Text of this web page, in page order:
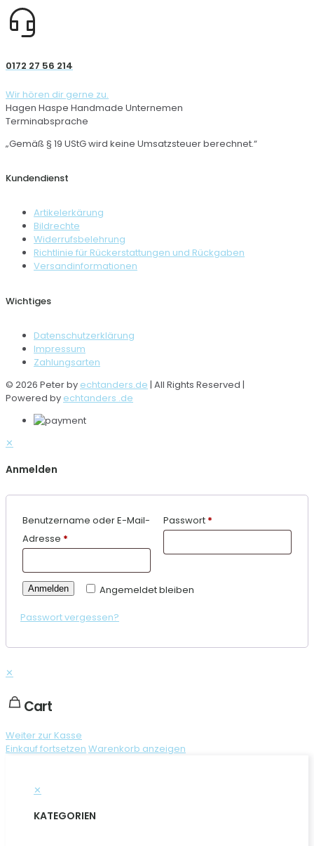
0172 27 56 214
Wir hören dir gerne zu.
Hagen Haspe Handmade Unternemen
Terminabsprache
„Gemäß § 19 UStG wird keine Umsatzsteuer berechnet.“
Kundendienst
Artikelerkärung
Bildrechte
Widerrufsbelehrung
Richtlinie für Rückerstattungen und Rückgaben
Versandinformationen
Wichtiges
Datenschutzerklärung
Impressum
Zahlungsarten
© 2026 Peter by echtanders.de | All Rights Reserved |
Powered by echtanders .de
✕
Anmelden
Benutzername oder E-Mail-
Adresse *
Passwort *
Angemeldet bleiben
Anmelden
Passwort vergessen?
✕
Cart
Weiter zur Kasse
Einkauf fortsetzen Warenkorb anzeigen
✕
KATEGORIEN